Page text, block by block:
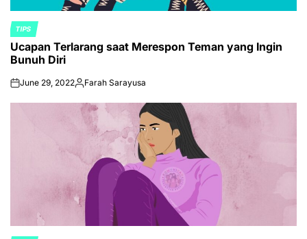
POSTED
IN
TIPS
Ucapan Terlarang saat Merespon Teman yang Ingin
Bunuh Diri
onJune 29, 2022Posted
Farah Sarayusa